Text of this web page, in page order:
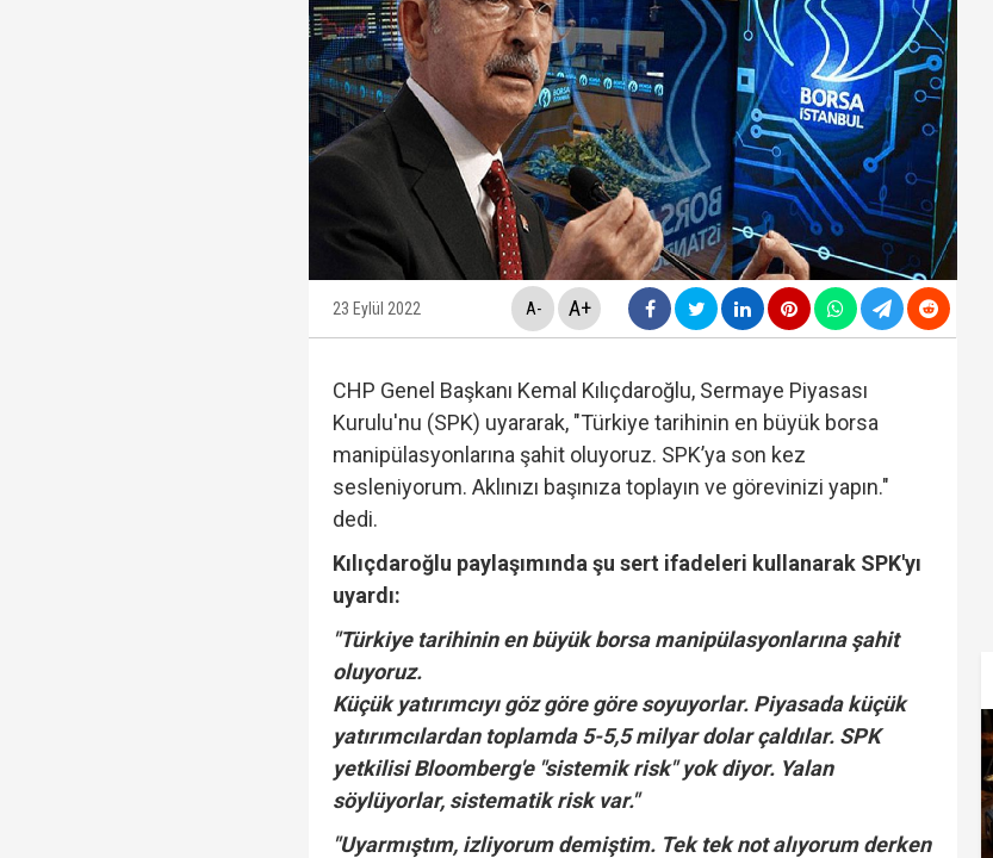
Fatma Kaplan Hürriyet cezaevinde milletvekilleriyle tartıştı: "'Beni
Ülkü Hilal Çiftçi'nin annesi Kader Çiftçi'den bomba iddialar: "Paraları
YSK, YENİ Parti kararını verdi...Yakupoğlu, YSK'ya geri döndü....
Kuşadası Belediyesi'ne "rüşvet ve irtikap" operasyonu! 15 kişi
Protesto oylar araştırmaya damga vurdu… Son ankette YENİ
Rasim Ozan Kütahyalı itirafçı mı? Kim bu genel yayın yönetmeni?
23 Eylül 2022 A- A+
CHP Genel Başkanı Kemal Kılıçdaroğlu, Sermaye Piyasası
Kurulu'nu (SPK) uyararak, "Türkiye tarihinin en büyük borsa
manipülasyonlarına şahit oluyoruz. SPK’ya son kez
sesleniyorum. Aklınızı başınıza toplayın ve görevinizi yapın."
dedi.
Kılıçdaroğlu paylaşımında şu sert ifadeleri kullanarak SPK'yı
uyardı:
"Türkiye tarihinin en büyük borsa manipülasyonlarına şahit
oluyoruz.
Küçük yatırımcıyı göz göre göre soyuyorlar. Piyasada küçük
yatırımcılardan toplamda 5-5,5 milyar dolar çaldılar. SPK
yetkilisi Bloomberg'e "sistemik risk" yok diyor. Yalan
söylüyorlar, sistematik risk var."
"Uyarmıştım, izliyorum demiştim. Tek tek not alıyorum derken